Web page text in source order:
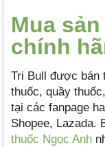
Mua
chính
Tri Bull được bán
thuốc, quầy
tại các fanpage
Shopee, Lazada.
thuốc Ngọc Anh